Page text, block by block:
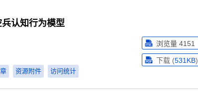
认知行为模型
资源附件 访问统计
浏览量 4151
下载 (531KB)